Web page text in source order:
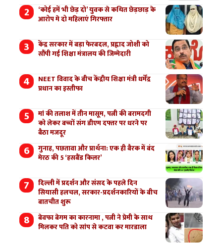
‘कोई हमें भी छेड़ दो’ युवक से कथित छेड़छाड़ के
आरोप मे दो महिलाएं गिरफ्तार
केंद्र सरकार में बड़ा फेरबदल, प्रह्लाद जोशी को
सौंपी गई शिक्षा मंत्रालय की जिम्मेदारी
NEET विवाद के बीच केंद्रीय शिक्षा मंत्री धर्मेंद्र
प्रधान का इस्तीफा
मां की तलाश में तीन मासूम, पत्नी की बरामदगी
को लेकर बच्चों संग डीएम दफ्तर पर धरने पर
बैठा मजदूर
गुनाह, पछतावा और प्रार्थना: एक ही बैरक में बंद
मेरठ की 5 ‘हसबैंड किलर’
दिल्ली में प्रदर्शन और संसद के पहले दिन
सियासी हलचल, सरकार-प्रदर्शनकारियों के बीच
बातचीत शुरू
बेवफा बेगम का कारनामा , पत्नी ने प्रेमी के साथ
मिलकर पति को सांप से कटवा कर मारडाला